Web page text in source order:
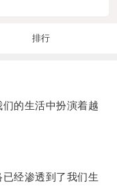
排行
的生活中扮演着越
经渗透到了我们生